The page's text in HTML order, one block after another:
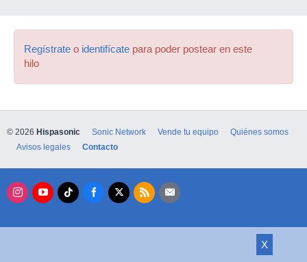
Regístrate o identifícate para poder postear en este
hilo
X
© 2026 Hispasonic Sonic Network Vende tu equipo
Quiénes somos
Avisos legales
Contacto